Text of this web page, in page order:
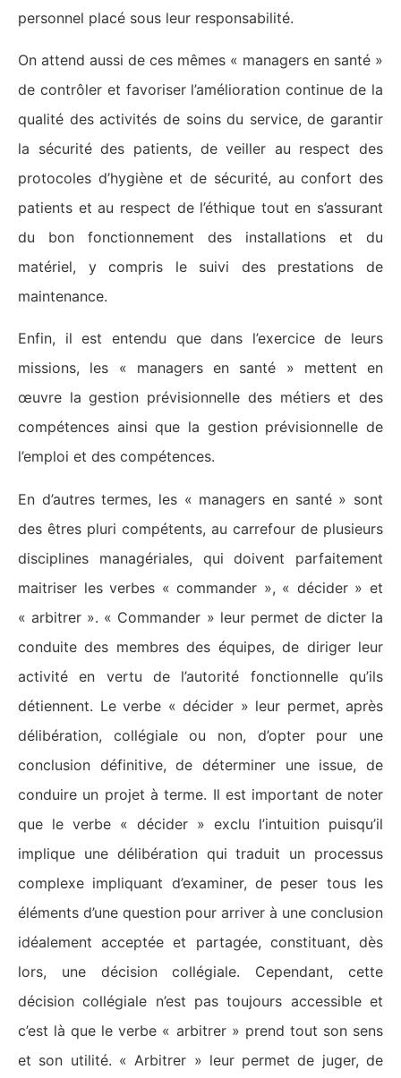
personnel placé sous leur responsabilité.
On attend aussi de ces mêmes « managers en santé »
de contrôler et favoriser l’amélioration continue de la
qualité des activités de soins du service, de garantir
la sécurité des patients, de veiller au respect des
protocoles d’hygiène et de sécurité, au confort des
patients et au respect de l’éthique tout en s’assurant
du bon fonctionnement des installations et du
matériel, y compris le suivi des prestations de
maintenance.
Enfin, il est entendu que dans l’exercice de leurs
missions, les « managers en santé » mettent en
œuvre la gestion prévisionnelle des métiers et des
compétences ainsi que la gestion prévisionnelle de
l’emploi et des compétences.
En d’autres termes, les « managers en santé » sont
des êtres pluri compétents, au carrefour de plusieurs
disciplines managériales, qui doivent parfaitement
maitriser les verbes « commander », « décider » et
« arbitrer ». « Commander » leur permet de dicter la
conduite des membres des équipes, de diriger leur
activité en vertu de l’autorité fonctionnelle qu’ils
détiennent. Le verbe « décider » leur permet, après
délibération, collégiale ou non, d’opter pour une
conclusion définitive, de déterminer une issue, de
conduire un projet à terme. Il est important de noter
que le verbe « décider » exclu l’intuition puisqu’il
implique une délibération qui traduit un processus
complexe impliquant d’examiner, de peser tous les
éléments d’une question pour arriver à une conclusion
idéalement acceptée et partagée, constituant, dès
lors, une décision collégiale. Cependant, cette
décision collégiale n’est pas toujours accessible et
c’est là que le verbe « arbitrer » prend tout son sens
et son utilité. « Arbitrer » leur permet de juger, de